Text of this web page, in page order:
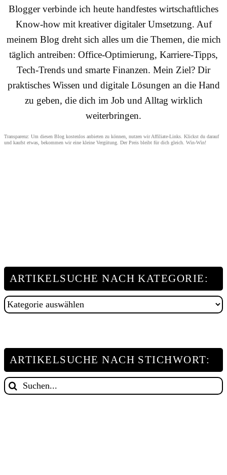
Blogger verbinde ich heute handfestes wirtschaftliches
Know-how mit kreativer digitaler Umsetzung. Auf
meinem Blog dreht sich alles um die Themen, die mich
täglich antreiben: Office-Optimierung, Karriere-Tipps,
Tech-Trends und smarte Finanzen. Mein Ziel? Dir
praktisches Wissen und digitale Lösungen an die Hand
zu geben, die dich im Job und Alltag wirklich
weiterbringen.
Transparenz: Um diesen Blog kostenlos anbieten zu können, nutzen wir Affiliate-Links. Klickst du darauf
und kaufst etwas, bekommen wir eine kleine Vergütung. Der Preis bleibt für dich gleich. Win-Win!
ARTIKELSUCHE NACH KATEGORIE:
Artikelsuche
ARTIKELSUCHE NACH STICHWORT:
Suche